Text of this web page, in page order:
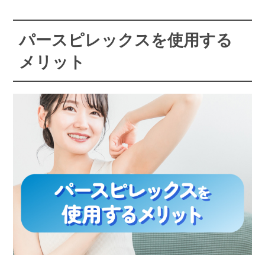
パースピレックスを使用する
メリット